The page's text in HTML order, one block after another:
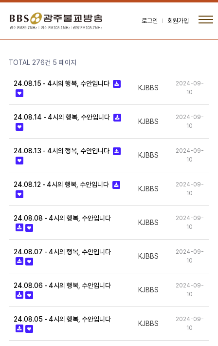
로그인 회원가입
TOTAL 276건 5 페이지
24.08.15 - 4시의 행복, 수안입니다
KJBBS
2024-09-
10
24.08.14 - 4시의 행복, 수안입니다
KJBBS
2024-09-
10
24.08.13 - 4시의 행복, 수안입니다
KJBBS
2024-09-
10
24.08.12 - 4시의 행복, 수안입니다
KJBBS
2024-09-
10
24.08.08 - 4시의 행복, 수안입니다
KJBBS
2024-09-
10
24.08.07 - 4시의 행복, 수안입니다
KJBBS
2024-09-
10
24.08.06 - 4시의 행복, 수안입니다
KJBBS
2024-09-
10
24.08.05 - 4시의 행복, 수안입니다
KJBBS
2024-09-
10